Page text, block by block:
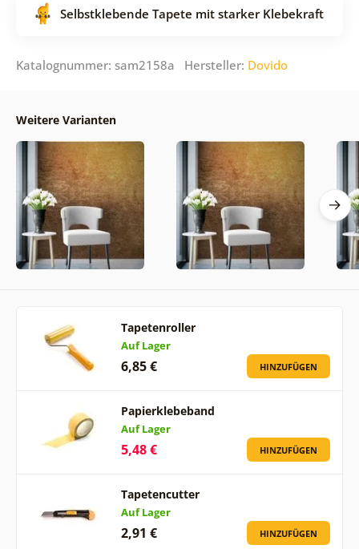
Selbstklebende Tapete mit starker Klebekraft
Katalognummer: sam2158a Hersteller: Dovido
Weitere Varianten
Tapetenroller
Auf Lager
6,85 € HINZUFÜGEN
Papierklebeband
Auf Lager
5,48 € HINZUFÜGEN
Tapetencutter
Auf Lager
2,91 € HINZUFÜGEN